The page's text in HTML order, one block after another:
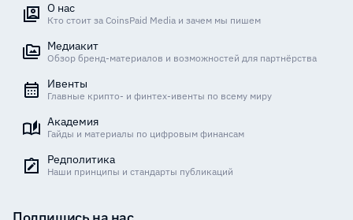
О нас
Кто стоит за CoinsPaid Media и зачем мы пишем
Медиакит
Обзор бренд-материалов и возможностей для партнёрства
Ивенты
Главные крипто- и финтех-ивенты по всему миру
Академия
Гайды и материалы по цифровым финансам
Редполитика
Наши принципы и стандарты публикаций